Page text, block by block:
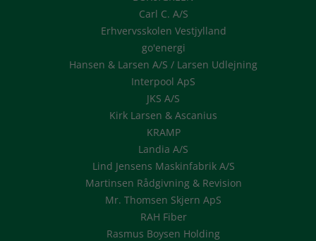
Carl C. A/S
Erhvervsskolen Vestjylland
go'energi
Hansen & Larsen A/S / Larsen Udlejning
Interpool ApS
JKS A/S
Kirk Larsen & Ascanius
KRAMP
Landia A/S
Lind Jensens Maskinfabrik A/S
Martinsen Rådgivning & Revision
Mr. Thomsen Skjern ApS
RAH Fiber
Rasmus Boysen Holding